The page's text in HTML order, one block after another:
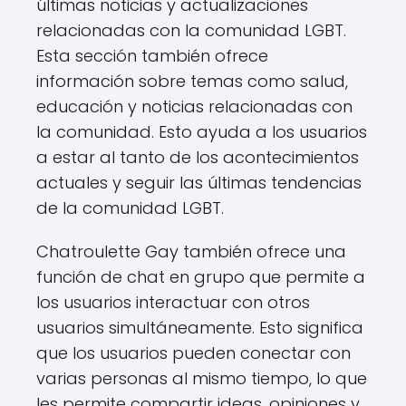
últimas noticias y actualizaciones
relacionadas con la comunidad LGBT.
Esta sección también ofrece
información sobre temas como salud,
educación y noticias relacionadas con
la comunidad. Esto ayuda a los usuarios
a estar al tanto de los acontecimientos
actuales y seguir las últimas tendencias
de la comunidad LGBT.
Chatroulette Gay también ofrece una
función de chat en grupo que permite a
los usuarios interactuar con otros
usuarios simultáneamente. Esto significa
que los usuarios pueden conectar con
varias personas al mismo tiempo, lo que